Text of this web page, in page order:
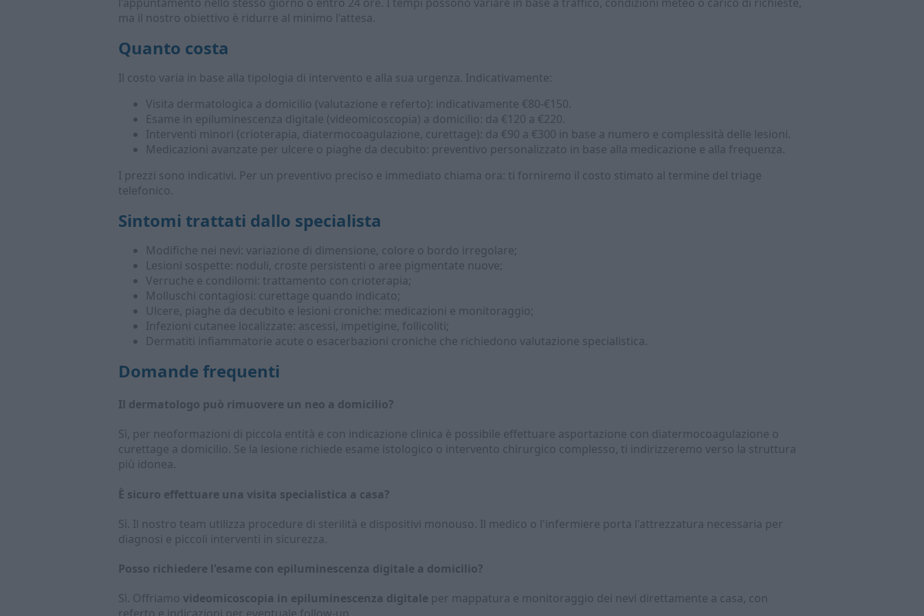
ma il nostro obiettivo è ridurre al minimo l'attesa.
Quanto costa
Il costo varia in base alla tipologia di intervento e alla sua urgenza. Indicativamente:
Visita dermatologica a domicilio (valutazione e referto): indicativamente €80-€150.
Esame in epiluminescenza digitale (videomicoscopia) a domicilio: da €120 a €220.
Interventi minori (crioterapia, diatermocoagulazione, curettage): da €90 a €300 in base a numero e complessità delle lesioni.
Medicazioni avanzate per ulcere o piaghe da decubito: preventivo personalizzato in base alla medicazione e alla frequenza.
I prezzi sono indicativi. Per un preventivo preciso e immediato chiama ora: ti forniremo il costo stimato al termine del triage
telefonico.
Sintomi trattati dallo specialista
Modifiche nei nevi: variazione di dimensione, colore o bordo irregolare;
Lesioni sospette: noduli, croste persistenti o aree pigmentate nuove;
Verruche e condilomi: trattamento con crioterapia;
Molluschi contagiosi: curettage quando indicato;
Ulcere, piaghe da decubito e lesioni croniche: medicazioni e monitoraggio;
Infezioni cutanee localizzate: ascessi, impetigine, follicoliti;
Dermatiti infiammatorie acute o esacerbazioni croniche che richiedono valutazione specialistica.
Domande frequenti
Il dermatologo può rimuovere un neo a domicilio?
Sì, per neoformazioni di piccola entità e con indicazione clinica è possibile effettuare asportazione con diatermocoagulazione o
curettage a domicilio. Se la lesione richiede esame istologico o intervento chirurgico complesso, ti indirizzeremo verso la struttura
più idonea.
È sicuro effettuare una visita specialistica a casa?
Sì. Il nostro team utilizza procedure di sterilità e dispositivi monouso. Il medico o l'infermiere porta l'attrezzatura necessaria per
diagnosi e piccoli interventi in sicurezza.
Posso richiedere l'esame con epiluminescenza digitale a domicilio?
Sì. Offriamo videomicoscopia in epiluminescenza digitale per mappatura e monitoraggio dei nevi direttamente a casa, con